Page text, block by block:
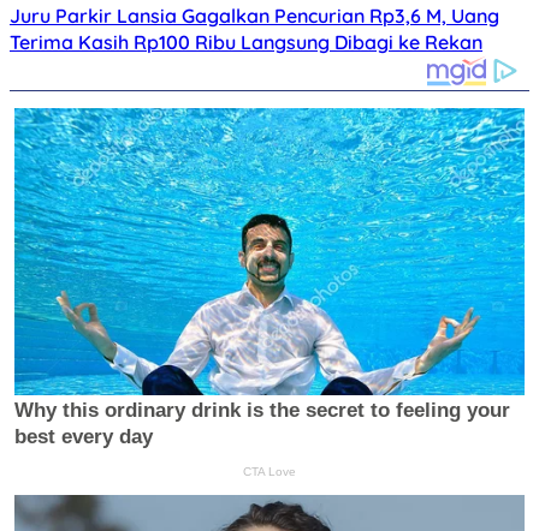
Juru Parkir Lansia Gagalkan Pencurian Rp3,6 M, Uang
Terima Kasih Rp100 Ribu Langsung Dibagi ke Rekan